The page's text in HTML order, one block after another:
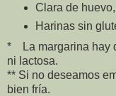
Clara de
Harinas sin
* La margarina hay
ni lactosa.
** Si no deseamos
bien fría.